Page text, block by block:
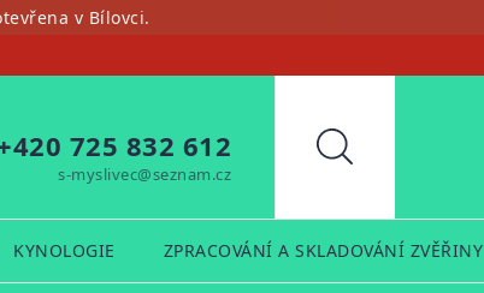
v Bílovci.
725 832 612
s-myslivec@seznam.cz
Hledat
KYNOLOGIE ZPRACOVÁNÍ A SKLADOVÁNÍ ZVĚŘINY